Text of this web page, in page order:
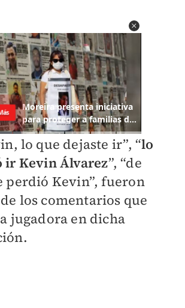
lo que dejaste ir”, “lo
ir Kevin Álvarez”, “de
perdió Kevin”, fueron
los comentarios que
jugadora en dicha